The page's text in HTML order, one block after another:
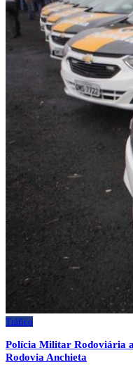
Tráfico
Polícia Militar Rodoviária
Rodovia Anchieta